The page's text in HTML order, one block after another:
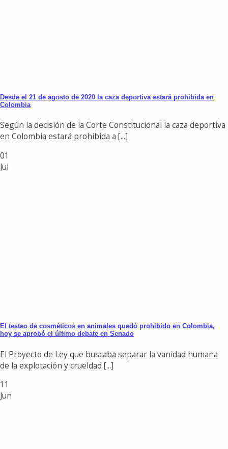
Desde el 21 de agosto de 2020 la caza deportiva estará prohibida en
Colombia
Según la decisión de la Corte Constitucional la caza deportiva
en Colombia estará prohibida a [...]
01
Jul
El testeo de cosméticos en animales quedó prohibido en Colombia,
hoy se aprobó el último debate en Senado
El Proyecto de Ley que buscaba separar la vanidad humana
de la explotación y crueldad [...]
11
Jun